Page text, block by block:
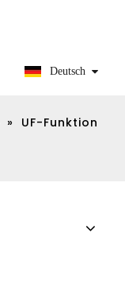
Deutsch
»
UF-Funktion